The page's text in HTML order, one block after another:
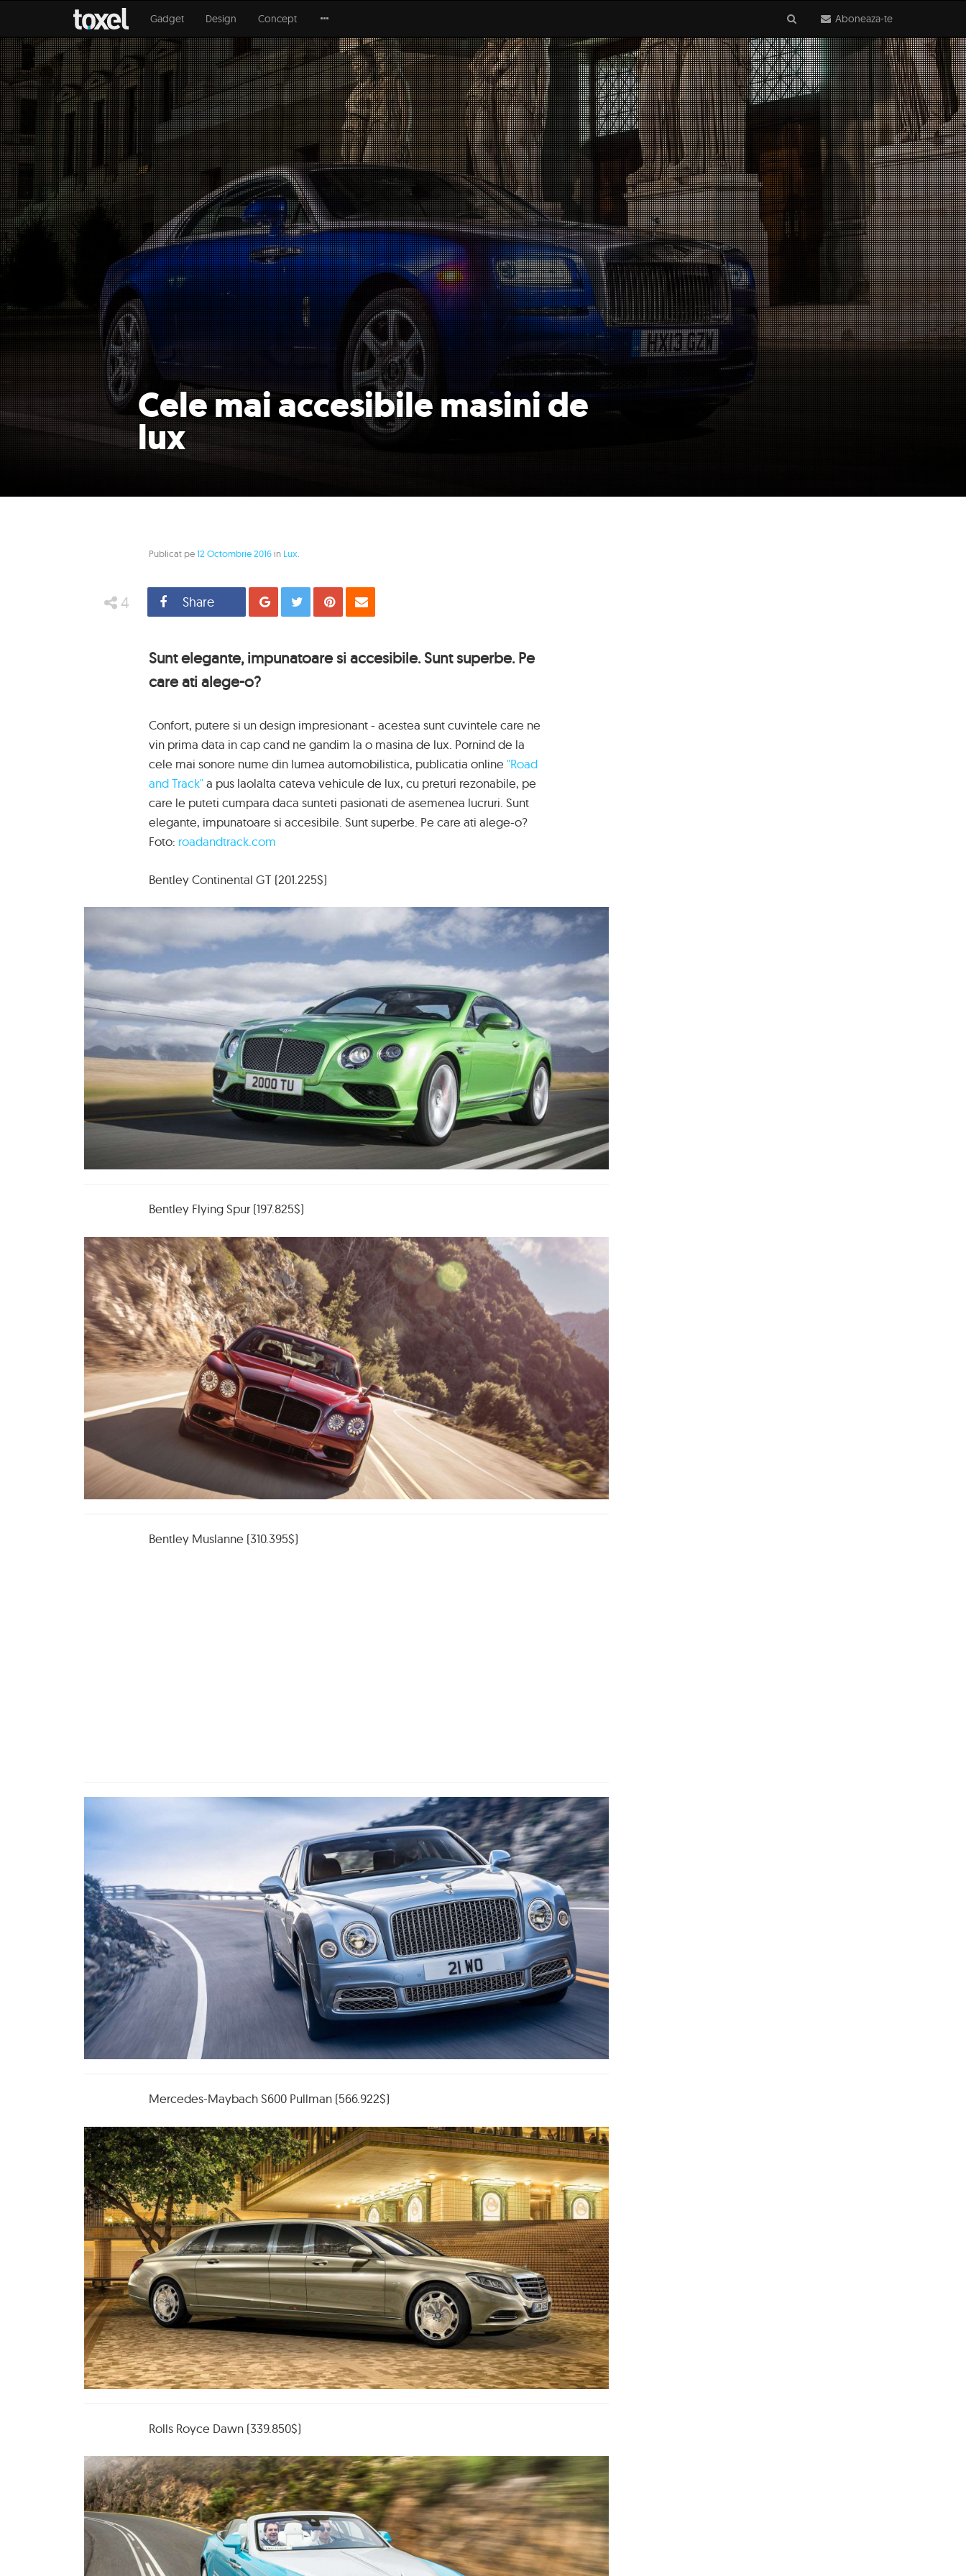
Aboneaza-te
Gadget Design Concept
Cele mai accesibile masini de
lux
Publicat pe12 Octombrie 2016 in Lux
4 Share Distribuie
Tweet Pin
Sunt elegante, impunatoare si accesibile. Sunt superbe. Pe
care ati alege-o?
Confort, putere si un design impresionant - acestea sunt cuvintele care ne
vin prima data in cap cand ne gandim la o masina de lux. Pornind de la
cele mai sonore nume din lumea automobilistica, publicatia online "Road
and Track"a pus laolalta cateva vehicule de lux, cu preturi rezonabile, pe
care le puteti cumpara daca sunteti pasionati de asemenea lucruri. Sunt
elegante, impunatoare si accesibile. Sunt superbe. Pe care ati alege-o?
Foto: roadandtrack.com
Bentley Continental GT (201.225$)
Bentley Flying Spur (197.825$)
Bentley Muslanne (310.395$)
Mercedes-Maybach S600 Pullman (566.922$)
Rolls Royce Dawn (339.850$)